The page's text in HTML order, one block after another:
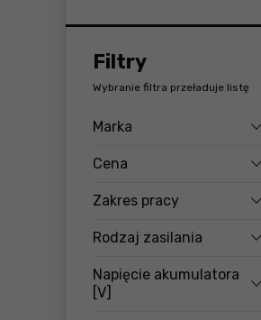
Filtry
Wybranie filtra przeładuje listę
Marka
Cena
Zakres pracy
Rodzaj zasilania
Napięcie akumulatora
[V]